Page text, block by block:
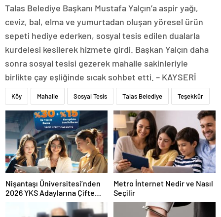
Talas Belediye Başkanı Mustafa Yalçın’a aspir yağı,
ceviz, bal, elma ve yumurtadan oluşan yöresel ürün
sepeti hediye ederken, sosyal tesis edilen dualarla
kurdelesi kesilerek hizmete girdi. Başkan Yalçın daha
sonra sosyal tesisi gezerek mahalle sakinleriyle
birlikte çay eşliğinde sıcak sohbet etti. – KAYSERİ
Köy Mahalle Sosyal Tesis Talas Belediye Teşekkür
Nişantaşı Üniversitesi’nden
2026 YKS Adaylarına Çifte
Güvence: Sabit Ücret ve
Kesintisiz Burs
Metro İnternet Nedir ve Nasıl
Seçilir